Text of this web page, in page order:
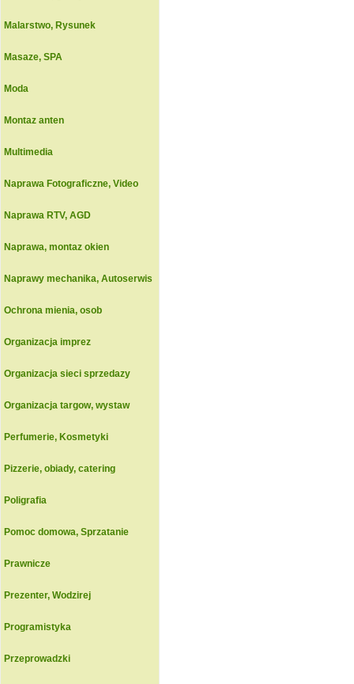
Malarstwo, Rysunek
Masaze, SPA
Moda
Montaz anten
Multimedia
Naprawa Fotograficzne, Video
Naprawa RTV, AGD
Naprawa, montaz okien
Naprawy mechanika, Autoserwis
Ochrona mienia, osob
Organizacja imprez
Organizacja sieci sprzedazy
Organizacja targow, wystaw
Perfumerie, Kosmetyki
Pizzerie, obiady, catering
Poligrafia
Pomoc domowa, Sprzatanie
Prawnicze
Prezenter, Wodzirej
Programistyka
Przeprowadzki